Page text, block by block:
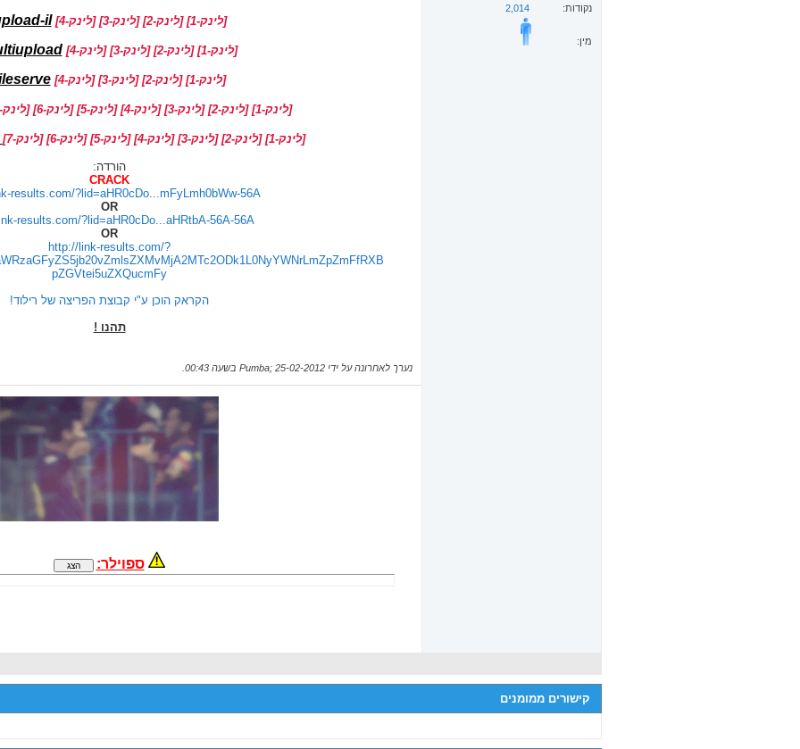
נקודות
2,014
מין:
[לינק-1] [לינק-2] [לינק-3] [לינק-4] il
[לינק-1] [לינק-2] [לינק-3] [לינק-4]
[לינק-1] [לינק-2] [לינק-3] [לינק-4]
[לינק-1] [לינק-2] [לינק-3] [לינק-4] [לינק-5] [לינק-6] [לינק-
[לינק-1] [לינק-2] [לינק-3] [לינק-4] [לינק-5] [לינק-6] [לינק-7]
הורדה:
CRACK
results.com/?lid=aHR0cDo...mFyLmh0bWw-56A
OR
results.com/?lid=aHR0cDo...aHRtbA-56A-56A
OR
http://link-results.com/?
pZGVtei5uZXQucmFy
הקראק הוכן ע"י קבוצת הפריצה של רילוד!
תהנו !
נערך לאחרונה על ידי Pumba; 25-02-2012 בשעה 00:43
ספוילר:
קישורים ממומנים